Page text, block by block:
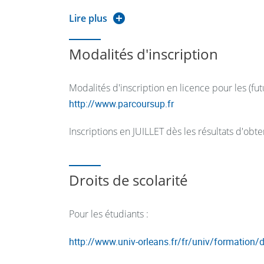
Baccalauréat général S de préférence ou
Autres semestres
Possible après examen de dossiers de
"ATTENDUS" de la formation
Il est attendu des candidats en licence Mention
Disposer de compétences scientifiques
Cette mention implique, en effet, d’avoir une
logique et de modélisation et la maîtrise d’un
moins une langue étrangère, prioritairement
Lire plus
Modalités d'inscription
Modalités d'inscription en licence pour les
http://www.parcoursup.fr
Inscriptions en JUILLET dès les résultats
Droits de scolarité
Pour les étudiants :
http://www.univ-orleans.fr/fr/univ/formation/